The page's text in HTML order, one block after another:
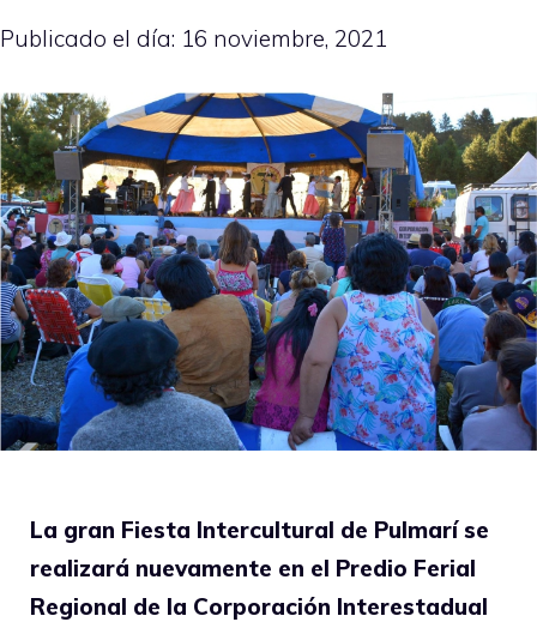
Publicado el día: 16 noviembre, 2021
La gran Fiesta Intercultural de Pulmarí se
realizará nuevamente en el Predio Ferial
Regional de la Corporación Interestadual